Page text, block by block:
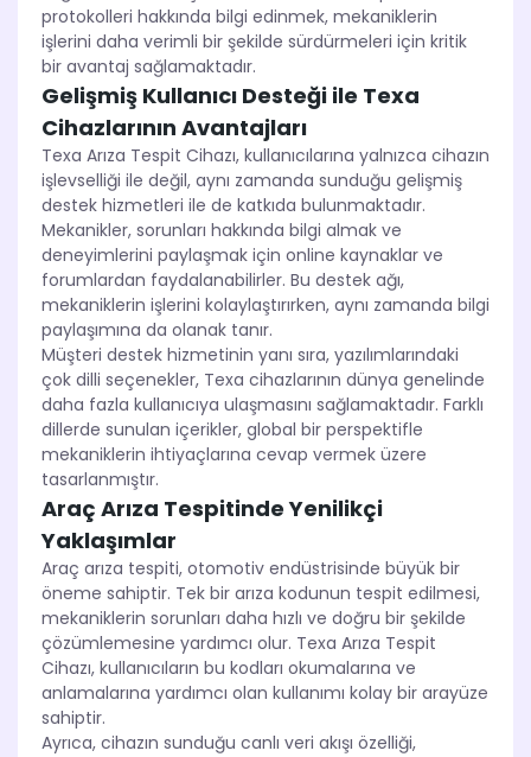
protokolleri hakkında bilgi edinmek, mekaniklerin
işlerini daha verimli bir şekilde sürdürmeleri için kritik
bir avantaj sağlamaktadır.
Gelişmiş Kullanıcı Desteği ile Texa
Cihazlarının Avantajları
Texa Arıza Tespit Cihazı, kullanıcılarına yalnızca cihazın
işlevselliği ile değil, aynı zamanda sunduğu gelişmiş
destek hizmetleri ile de katkıda bulunmaktadır.
Mekanikler, sorunları hakkında bilgi almak ve
deneyimlerini paylaşmak için online kaynaklar ve
forumlardan faydalanabilirler. Bu destek ağı,
mekaniklerin işlerini kolaylaştırırken, aynı zamanda bilgi
paylaşımına da olanak tanır.
Müşteri destek hizmetinin yanı sıra, yazılımlarındaki
çok dilli seçenekler, Texa cihazlarının dünya genelinde
daha fazla kullanıcıya ulaşmasını sağlamaktadır. Farklı
dillerde sunulan içerikler, global bir perspektifle
mekaniklerin ihtiyaçlarına cevap vermek üzere
tasarlanmıştır.
Araç Arıza Tespitinde Yenilikçi
Yaklaşımlar
Araç arıza tespiti, otomotiv endüstrisinde büyük bir
öneme sahiptir. Tek bir arıza kodunun tespit edilmesi,
mekaniklerin sorunları daha hızlı ve doğru bir şekilde
çözümlemesine yardımcı olur. Texa Arıza Tespit
Cihazı, kullanıcıların bu kodları okumalarına ve
anlamalarına yardımcı olan kullanımı kolay bir arayüze
sahiptir.
Ayrıca, cihazın sunduğu canlı veri akışı özelliği,